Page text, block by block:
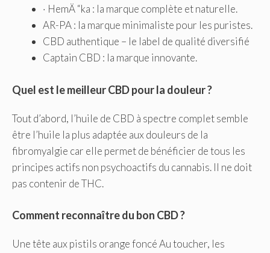
· HemÄ “ka : la marque complète et naturelle.
AR-PA : la marque minimaliste pour les puristes.
CBD authentique – le label de qualité diversifié
Captain CBD : la marque innovante.
Quel est le meilleur CBD pour la douleur ?
Tout d’abord, l’huile de CBD à spectre complet semble
être l’huile la plus adaptée aux douleurs de la
fibromyalgie car elle permet de bénéficier de tous les
principes actifs non psychoactifs du cannabis. Il ne doit
pas contenir de THC.
Comment reconnaître du bon CBD ?
Une tête aux pistils orange foncé Au toucher, les